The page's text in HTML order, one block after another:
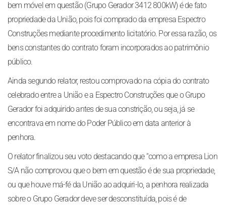
bem móvel em questão (Grupo Gerador 3412 800kW) é de fato
propriedade da União, pois foi comprado da empresa Espectro
Construções mediante procedimento licitatório. Por essa razão, os
bens constantes do contrato foram incorporados ao patrimônio
público.
Ainda segundo relator, restou comprovado na cópia do contrato
celebrado entre a União e a Espectro Construções que o Grupo
Gerador foi adquirido antes de sua constrição, ou seja, já se
encontrava em nome do Poder Público em data anterior à
penhora.
O relator finalizou seu voto destacando que “como a empresa Lion
S/A não comprovou que o bem em questão é de sua propriedade,
ou que houve má-fé da União ao adquiri-lo, a penhora realizada
sobre o Grupo Gerador deve ser desconstituída, pois é de